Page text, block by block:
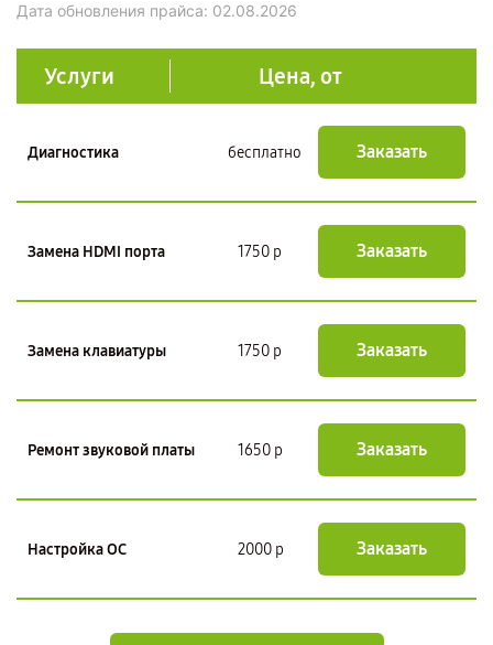
Дата обновления прайса: 02.08.2026
Услуги Цена, от
Диагностика бесплатно Заказать
Замена HDMI порта 1750 р Заказать
Замена клавиатуры 1750 р Заказать
Ремонт звуковой платы 1650 р Заказать
Настройка ОС 2000 р Заказать